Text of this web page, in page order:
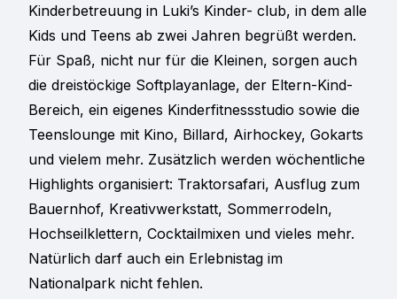
Kinderbetreuung in Luki’s Kinder- club, in dem alle
Kids und Teens ab zwei Jahren begrüßt werden.
Für Spaß, nicht nur für die Kleinen, sorgen auch
die dreistöckige Softplayanlage, der Eltern-Kind-
Bereich, ein eigenes Kinderfitnessstudio sowie die
Teenslounge mit Kino, Billard, Airhockey, Gokarts
und vielem mehr. Zusätzlich werden wöchentliche
Highlights organisiert: Traktorsafari, Ausflug zum
Bauernhof, Kreativwerkstatt, Sommerrodeln,
Hochseilklettern, Cocktailmixen und vieles mehr.
Natürlich darf auch ein Erlebnistag im
Nationalpark nicht fehlen.